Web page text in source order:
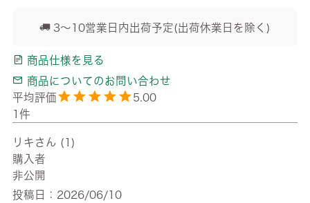
3～10営業日内出荷予定(出荷休業日を除く)
商品仕様を見る
商品についてのお問い合わせ
5.00
1
リキ
1
購入者
非公開
投稿日
2026/06/10